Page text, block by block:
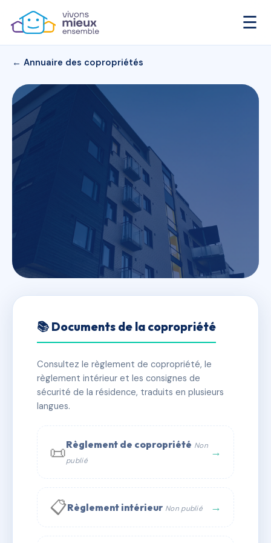
☰
← Annuaire des copropriétés
copropriété LENOIR
✓ Immatriculée 🏠 26 lots 🏗 1 bâtiment(s)
📞 Contacter Syndic Digital
📚 Documents de la copropriété
Consultez le règlement de copropriété, le
règlement intérieur et les consignes de
sécurité de la résidence, traduits en plusieurs
langues.
📜Règlement de copropriété Non
publié
→
📋Règlement intérieur Non publié →